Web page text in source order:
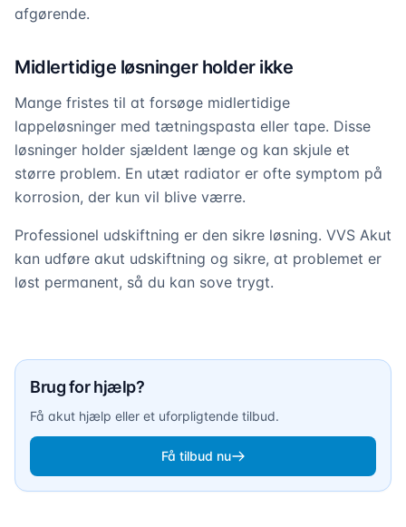
afgørende.
Midlertidige løsninger holder ikke
Mange fristes til at forsøge midlertidige
lappeløsninger med tætningspasta eller tape. Disse
løsninger holder sjældent længe og kan skjule et
større problem. En utæt radiator er ofte symptom på
korrosion, der kun vil blive værre.
Professionel udskiftning er den sikre løsning. VVS Akut
kan udføre akut udskiftning og sikre, at problemet er
løst permanent, så du kan sove trygt.
Brug for hjælp?
Få akut hjælp eller et uforpligtende tilbud.
Få tilbud nu